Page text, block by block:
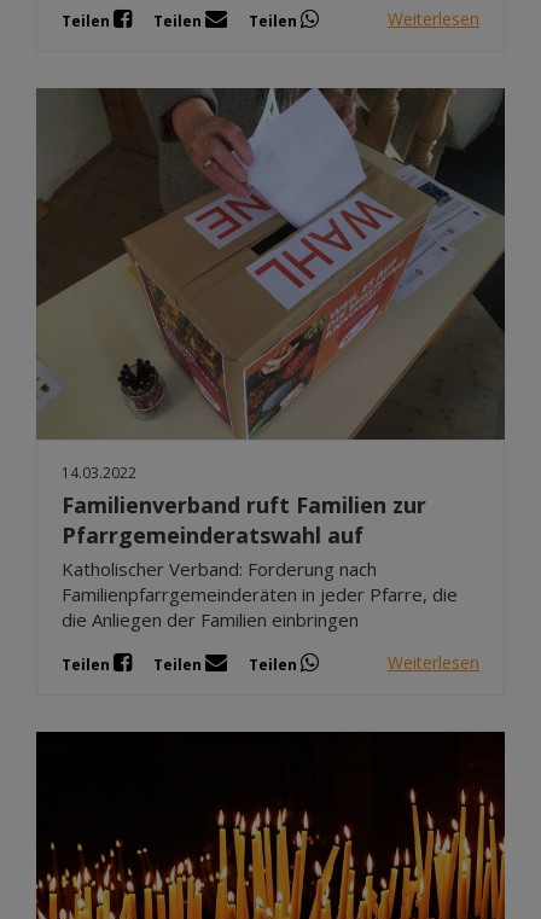
Teilen Teilen Teilen Weiterlesen
14.03.2022
Familienverband ruft Familien zur
Pfarrgemeinderatswahl auf
Katholischer Verband: Forderung nach
Familienpfarrgemeinderäten in jeder Pfarre, die
die Anliegen der Familien einbringen
Teilen Teilen Teilen Weiterlesen